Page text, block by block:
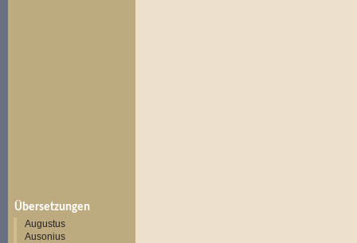
Übersetzungen
Augustus
Ausonius